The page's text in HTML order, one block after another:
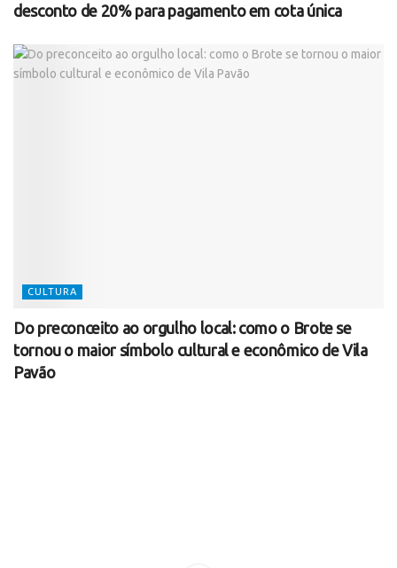
desconto de 20% para pagamento em cota única
CULTURA
Do preconceito ao orgulho local: como o Brote se
tornou o maior símbolo cultural e econômico de Vila
Pavão